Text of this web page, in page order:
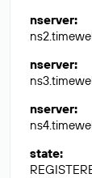
nserver:
nserver:
nserver:
state: